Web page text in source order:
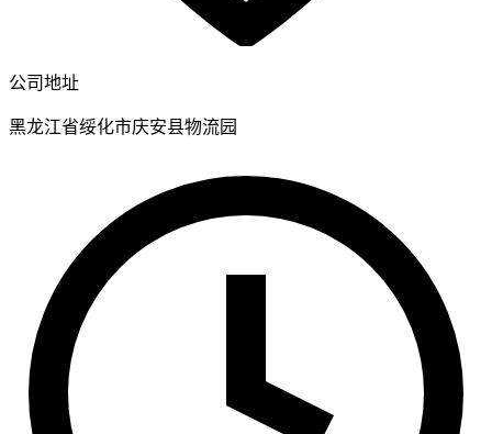
公司地址
黑龙江省绥化市庆安县物流园